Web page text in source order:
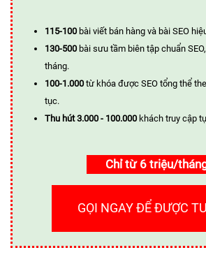
115-100 bài viết bán hàng và bài SEO
130-500 bài sưu tầm biên tập chuẩn
tháng.
100-1.000 từ khóa được SEO tổng thể
tục.
Thu hút 3.000 - 100.000 khách truy cập
Chỉ từ 6 triệu/
GỌI NGAY ĐỂ ĐƯỢC